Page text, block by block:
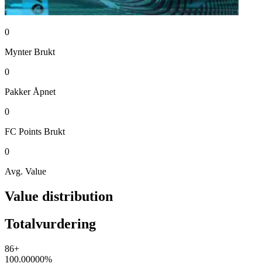
0
Mynter Brukt
0
Pakker Åpnet
0
FC Points Brukt
0
Avg. Value
Value distribution
Totalvurdering
86+
100.00000%